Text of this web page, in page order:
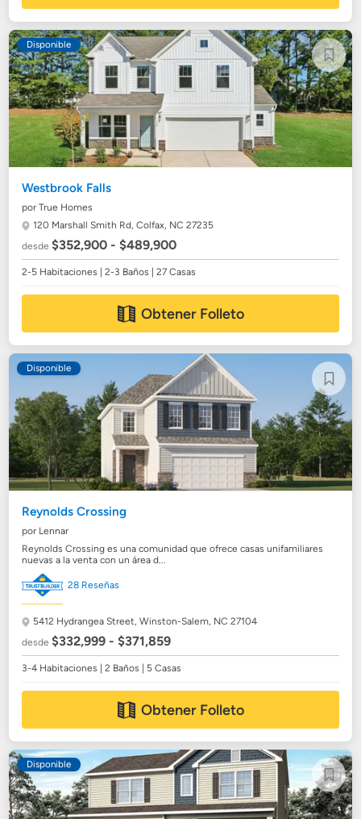
Disponible
Westbrook Falls
por True Homes
120 Marshall Smith Rd,Colfax, NC 27235
desde$352,900 - $489,900
2-5 Habitaciones | 2-3 Baños | 27 Casas
Obtener Folleto
Disponible
Reynolds Crossing
por Lennar
Reynolds Crossing es una comunidad que ofrece casas unifamiliares
nuevas a la venta con un área d...
28 Reseñas
5412 Hydrangea Street,Winston-Salem, NC 27104
desde$332,999 - $371,859
3-4 Habitaciones | 2 Baños | 5 Casas
Obtener Folleto
Disponible